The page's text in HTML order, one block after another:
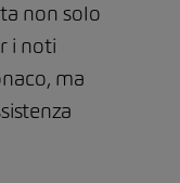
non solo
i noti
ma